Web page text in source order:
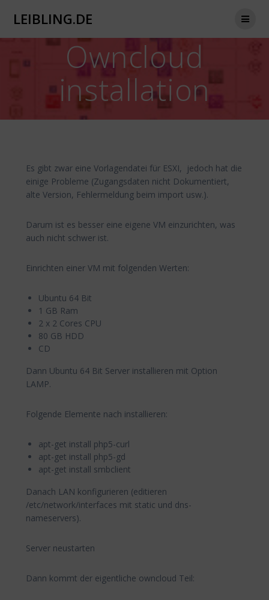
LEIBLING.DE
Owncloud
installation
Es gibt zwar eine Vorlagendatei für ESXI, jedoch hat die
einige Probleme (Zugangsdaten nicht Dokumentiert,
alte Version, Fehlermeldung beim import usw.).
Darum ist es besser eine eigene VM einzurichten, was
auch nicht schwer ist.
Einrichten einer VM mit folgenden Werten:
Ubuntu 64 Bit
1 GB Ram
2 x 2 Cores CPU
80 GB HDD
CD
Dann Ubuntu 64 Bit Server installieren mit Option
LAMP.
Folgende Elemente nach installieren:
apt-get install php5-curl
apt-get install php5-gd
apt-get install smbclient
Danach LAN konfigurieren (editieren
/etc/network/interfaces mit static und dns-
nameservers).
Server neustarten
Dann kommt der eigentliche owncloud Teil: